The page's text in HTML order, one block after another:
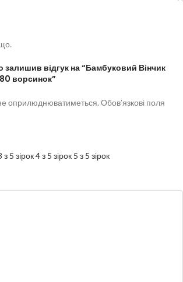
відгук на “Бамбуковий Вінчик
ворсинок”
оприлюднюватиметься. Обов’язкові поля
з 5 зірок4 з 5 зірок 5 з 5 зірок